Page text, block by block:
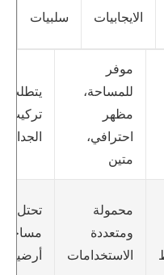
الايجابيات سلبيات
للمساحة،
مظهر
احترافي،
يتطلب
تركيب
الجدار
محمولة
ومتعددة
الاستخدامات
مساحة
أرضية